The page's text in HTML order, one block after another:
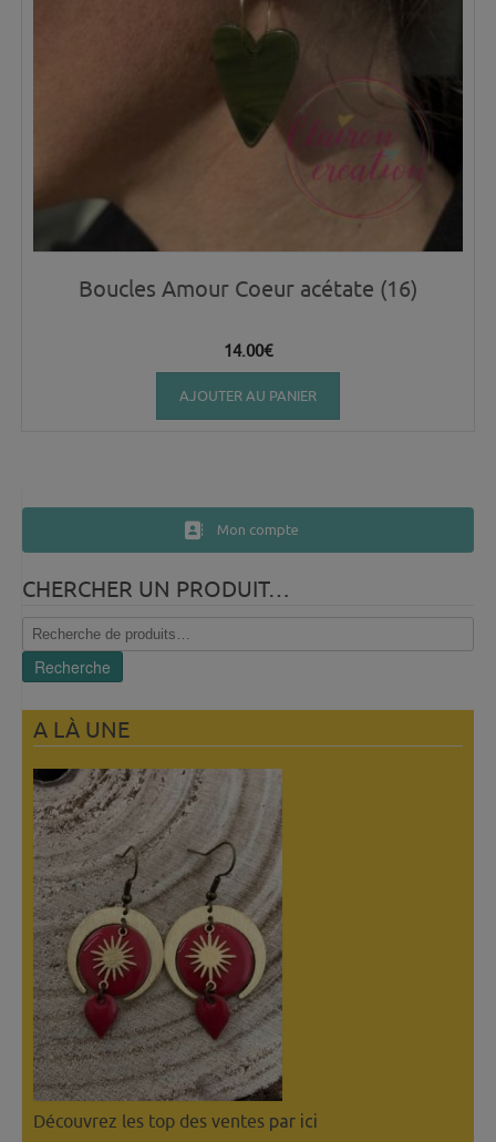
Boucles Amour Coeur acétate (16)
14.00€
AJOUTER AU PANIER
Mon compte
CHERCHER UN PRODUIT…
Recherche
pour :
Recherche
A LÀ UNE
Découvrez les top des ventes par ici